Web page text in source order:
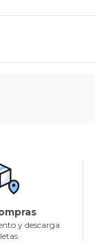
y descarga